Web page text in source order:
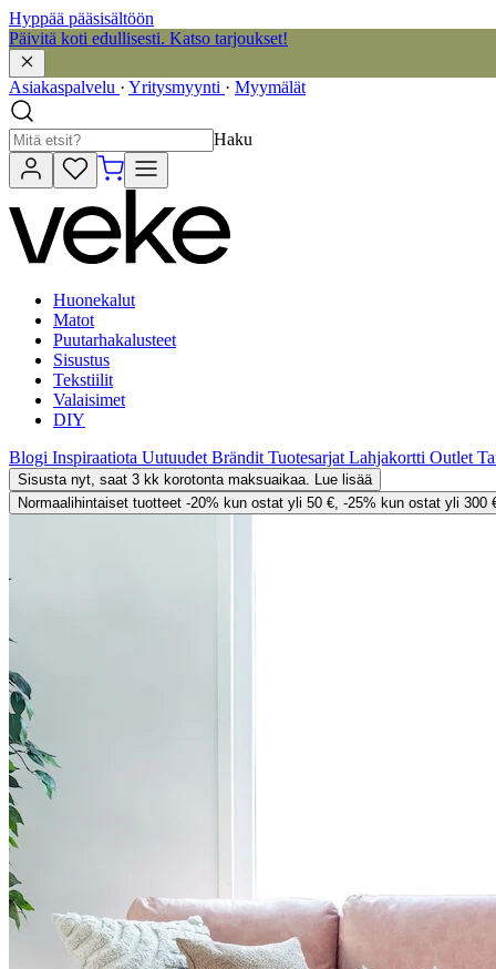
Hyppää pääsisältöön
Päivitä koti edullisesti. Katso tarjoukset!
Asiakaspalvelu · Yritysmyynti · Myymälät
Haku
Huonekalut
Matot
Puutarhakalusteet
Sisustus
Tekstiilit
Valaisimet
DIY
Blogi Inspiraatiota Uutuudet Brändit Tuotesarjat Lahjakortti Outlet
Sisusta nyt, saat 3 kk korotonta maksuaikaa. Lue lisää
Normaalihintaiset tuotteet -20% kun ostat yli 50 €, -25% kun ostat yli 300